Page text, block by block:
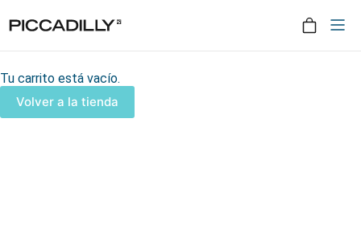
Tu carrito está vacío.
Volver a la tienda